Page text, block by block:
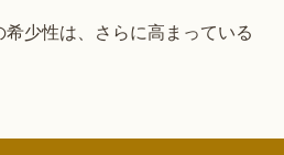
少性は、さらに高まっている